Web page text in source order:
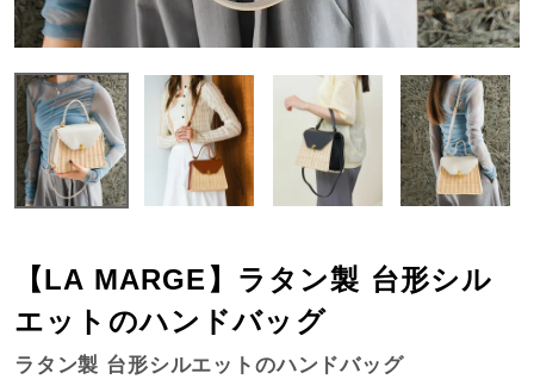
ラタン製 台形シルエットのハンドバッグ
【LA MARGE】ラタン製 台形シル
エットのハンドバッグ